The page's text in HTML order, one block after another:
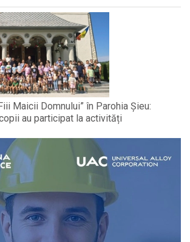
Maicii Domnului” în Parohia Șieu:
au participat la activități